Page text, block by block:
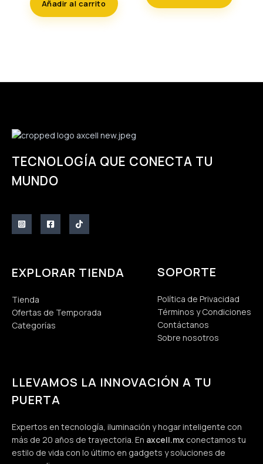
$550.00.$195.00.
Añadir al carrito
TECNOLOGÍA QUE CONECTA TU
MUNDO
EXPLORAR TIENDA
Tienda
Ofertas de Temporada
Categorías
SOPORTE
Política de Privacidad
Términos y Condiciones
Contáctanos
Sobre nosotros
LLEVAMOS LA INNOVACIÓN A TU
PUERTA
Expertos en tecnología, iluminación y hogar inteligente con
más de 20 años de trayectoria. En axcell.mx conectamos tu
estilo de vida con lo último en gadgets y soluciones de